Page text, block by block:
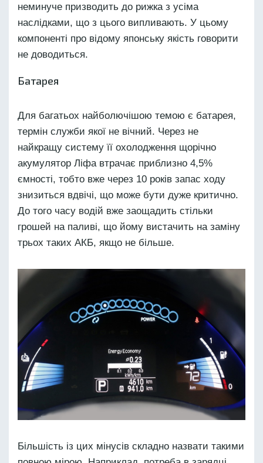
неминуче призводить до рижка з усіма
наслідками, що з цього випливають. У цьому
компоненті про відому японську якість говорити
не доводиться.
Батарея
Для багатьох найболючішою темою є батарея,
термін служби якої не вічний. Через не
найкращу систему її охолодження щорічно
акумулятор Ліфа втрачає приблизно 4,5%
ємності, тобто вже через 10 років запас ходу
знизиться вдвічі, що може бути дуже критично.
До того часу водій вже заощадить стільки
грошей на паливі, що йому вистачить на заміну
трьох таких АКБ, якщо не більше.
Більшість із цих мінусів складно назвати такими